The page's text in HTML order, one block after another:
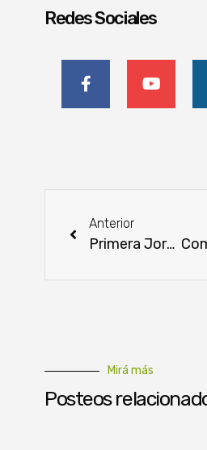
Redes Sociales
Anterior
Primera Jornada de Toros en Azul: una propuesta abierta para mejorar la eficiencia reproductiva
Mirá más
Posteos